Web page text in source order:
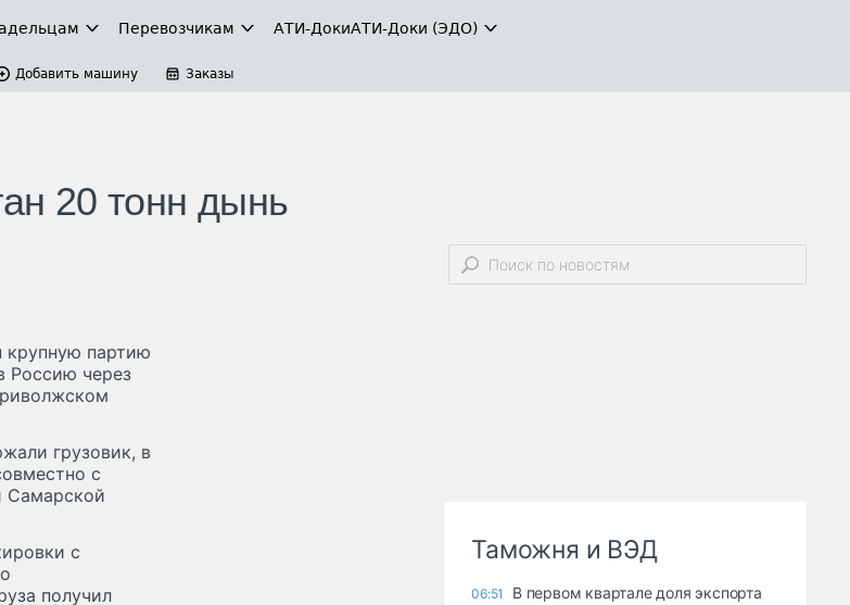
Перевозчикам АТИ-ДокиАТИ-Доки (ЭДО)
Добавить машину Заказы
20 тонн дынь
крупную партию
Россию через
грузовик, в
с
Самарской
с
получил
Таможня и ВЭД
06:51
В первом квартале доля экспорта